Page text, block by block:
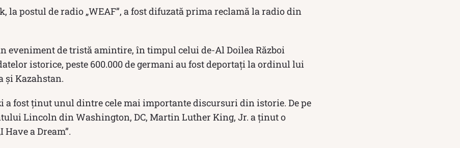
la postul de radio „WEAF”, a fost difuzată prima reclamă la radio din
eveniment de tristă amintire, în timpul celui de-Al Doilea Război
istorice, peste 600.000 de germani au fost deportați la ordinul lui
și Kazahstan.
a fost ținut unul dintre cele mai importante discursuri din istorie. De pe
Lincoln din Washington, DC, Martin Luther King, Jr. a ținut o
a Dream”.